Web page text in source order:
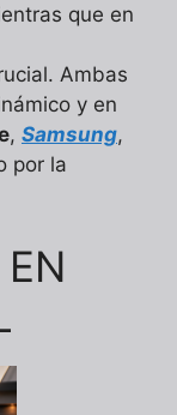
que en
Ambas
y en
, Samsung,
por la